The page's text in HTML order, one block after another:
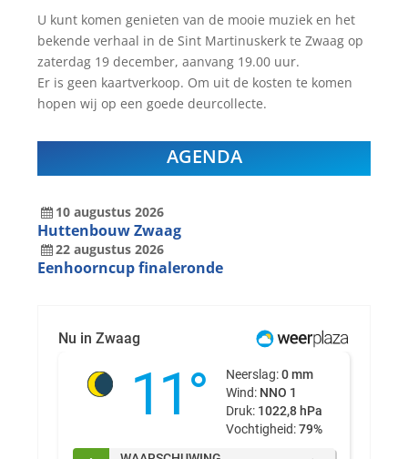
U kunt komen genieten van de mooie muziek en het
bekende verhaal in de Sint Martinuskerk te Zwaag op
zaterdag 19 december, aanvang 19.00 uur.
Er is geen kaartverkoop. Om uit de kosten te komen
hopen wij op een goede deurcollecte.
AGENDA
10 augustus 2026
Huttenbouw Zwaag
22 augustus 2026
Eenhoorncup finaleronde